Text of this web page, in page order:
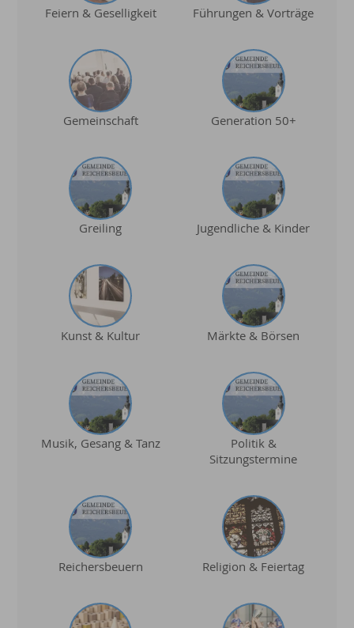
Feiern & Geselligkeit Führungen & Vorträge
Gemeinschaft Generation 50+
Greiling Jugendliche & Kinder
Kunst & Kultur Märkte & Börsen
Musik, Gesang & Tanz
Politik &
Sitzungstermine
Reichersbeuern Religion & Feiertag